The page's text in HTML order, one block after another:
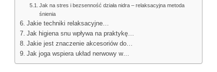
Jak na stres i bezsenność działa nidra – relaksacyjna metoda
śnienia
Jakie techniki relaksacyjne…
Jak higiena snu wpływa na praktykę…
Jakie jest znaczenie akcesoriów do…
Jak joga wspiera układ nerwowy w…